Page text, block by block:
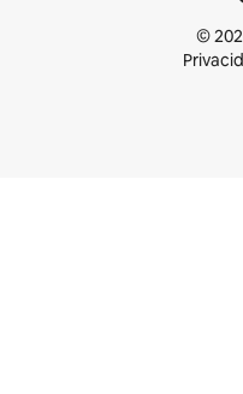
©